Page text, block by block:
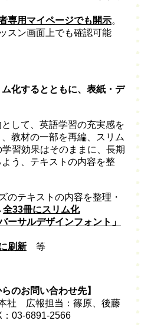
専用マイページでも開示。
スン画面上でも確認可能
化するとともに、表紙・デ
して、英語学習の充実感を
教材の一部を再編、スリム
習効果はそのままに、長期
う、テキストの内容を整
のテキストの内容を整理・
全33冊にスリム化
ーサルデザインフォント」
刷新 等
のお問い合わせ先】
社 広報担当：篠原、後藤
03-6891-2566